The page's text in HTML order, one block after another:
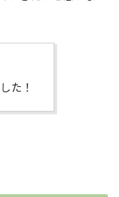
た！